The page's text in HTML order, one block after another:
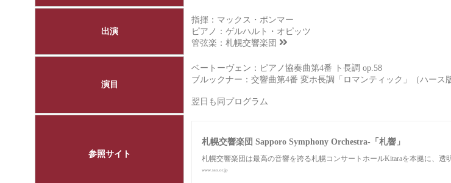
出演
指揮：マックス・ポンマー
ピアノ：ゲルハルト・オピッツ
管弦楽： 札幌交響楽団
演目
ベートーヴェン：ピアノ協奏曲第4番 ト長調 op.58
ブルックナー：交響曲第4番 変ホ長調「ロマンティック」（ハース版
翌日も同プログラム
参照サイト
札幌交響楽団 Sapporo Symphony Orchestra-「札響」
札幌交響楽団は最高の音響を誇る札幌コンサートホールKitaraを本拠に、
www.sso.or.jp